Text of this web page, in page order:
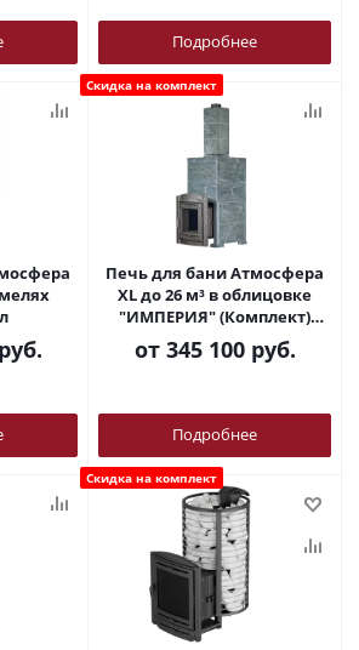
Подробнее
Скидка на комплект
Печь для бани Атмосфера
XL до 26 м³ в облицовке
"ИМПЕРИЯ" (Комплект)
ПроМеталл
от 345 100 руб.
Подробнее
Скидка на комплект